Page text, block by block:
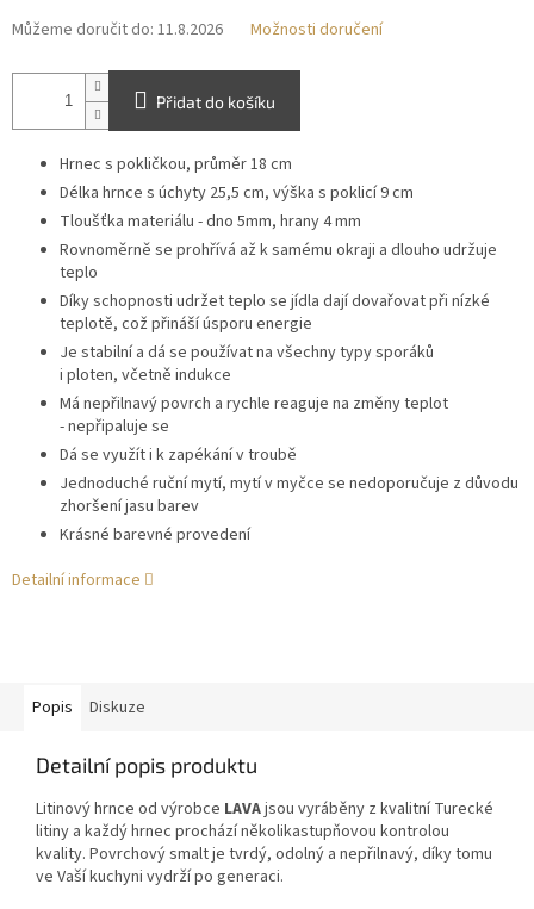
Můžeme doručit do: 11.8.2026 Možnosti doručení
Přidat do košíku
Hrnec s pokličkou, průměr 18 cm
Délka hrnce s úchyty 25,5 cm, výška s poklicí 9 cm
Tloušťka materiálu - dno 5mm, hrany 4 mm
Rovnoměrně se prohřívá až k samému okraji a dlouho udržuje
teplo
Díky schopnosti udržet teplo se jídla dají dovařovat při nízké
teplotě, což přináší úsporu energie
Je stabilní a dá se používat na všechny typy sporáků
i ploten, včetně indukce
Má nepřilnavý povrch a rychle reaguje na změnyteplot
-nepřipaluje se
Dá se využít i k zapékání v troubě
Jednoduché ruční mytí, mytí v myčce se nedoporučuje z důvodu
zhoršení jasu barev
Krásné barevné provedení
Detailní informace
Popis Diskuze
Detailní popis produktu
Litinový hrnce od výrobce LAVAjsou vyráběny z kvalitní Turecké
litiny a každý hrnec prochází několikastupňovou kontrolou
kvality. Povrchový smalt je tvrdý, odolný a nepřilnavý, díky tomu
ve Vaší kuchyni vydrží po generaci.